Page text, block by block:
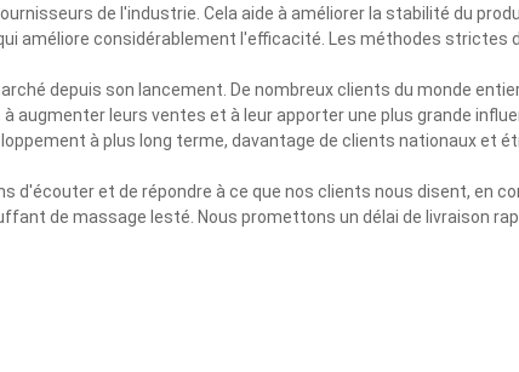
de l'industrie. Cela aide à améliorer la stabilité du
améliore considérablement l'efficacité. Les méthodes strictes
depuis son lancement. De nombreux clients du monde
augmenter leurs ventes et à leur apporter une plus grande
à plus long terme, davantage de clients nationaux et
d'écouter et de répondre à ce que nos clients nous disent, en
de massage lesté. Nous promettons un délai de livraison